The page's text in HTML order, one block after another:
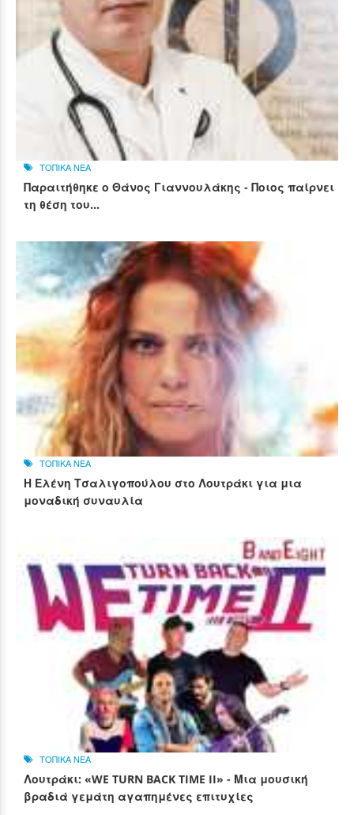
ΤΟΠΙΚΑ ΝΕΑ
Παραιτήθηκε ο Θάνος Γιαννουλάκης - Ποιος παίρνει
τη θέση του...
ΤΟΠΙΚΑ ΝΕΑ
Η Ελένη Τσαλιγοπούλου στο Λουτράκι για μια
μοναδική συναυλία
ΤΟΠΙΚΑ ΝΕΑ
Λουτράκι: «WE TURN BACK TIME II» - Μια μουσική
βραδιά γεμάτη αγαπημένες επιτυχίες